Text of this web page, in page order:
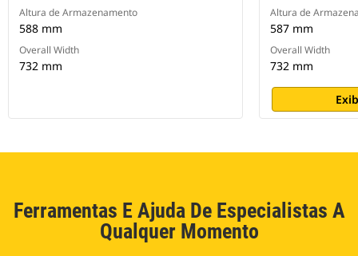
Altura de Armazenamento
588 mm
Overall Width
732 mm
Altura de
587 mm
Overall Width
732 mm
Ferramentas E Ajuda De Especialistas A
Qualquer Momento